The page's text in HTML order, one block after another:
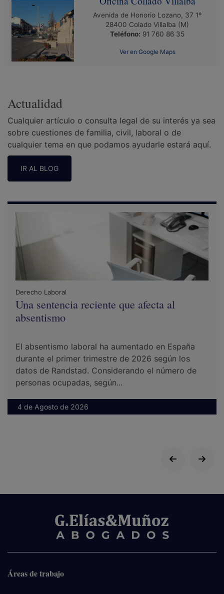
Avenida de Honorio Lozano, 37 1º
28400 Colado Villalba (M)
Teléfono: 91 760 86 35
Ver en Google Maps
Actualidad
Cualquier artículo o consulta legal de su interés ya sea
sobre cuestiones de familia, civil, laboral o de
cualquier tema en que podamos ayudarle estará aquí.
IR AL BLOG
Derecho Laboral
Una sentencia reciente que afecta al
absentismo
El absentismo laboral ha aumentado en España
durante el primer trimestre de 2026 según los
datos de Randstad. Considerando el número de
personas ocupadas, según...
4 de Agosto de 2026
Áreas de trabajo